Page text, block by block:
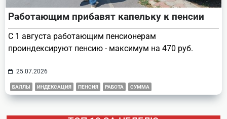
Работающим прибавят капельку к пенсии
С 1 августа работающим пенсионерам
проиндексируют пенсию - максимум на 470 руб.
25.07.2026
БАЛЛЫ ИНДЕКСАЦИЯ ПЕНСИЯ РАБОТА СУММА